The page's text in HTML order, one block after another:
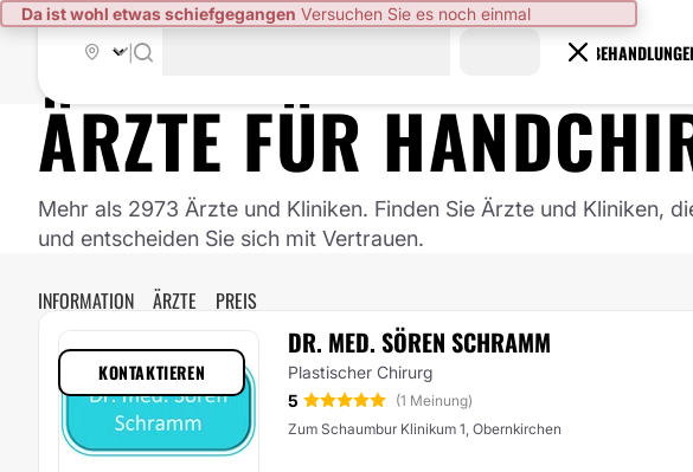
Da ist wohl etwas schiefgegangen Versuchen Sie es noch einmal
ÄRZTE FÜR
Mehr als 2973 Ärzte und Kliniken. Finden Sie Ärzte und Kliniken,
und entscheiden Sie sich mit Vertrauen.
INFORMATION ÄRZTE PREIS
DR. MED. SÖREN SCHRAMM
Plastischer Chirurg
5
(1 Meinung)
Zum Schaumbur Klinikum 1, Obernkirchen
KONTAKTIEREN